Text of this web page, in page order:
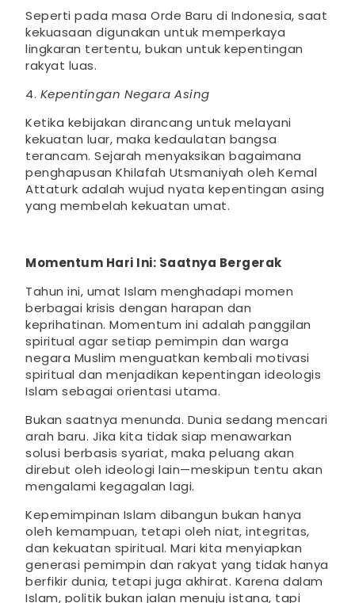
Seperti pada masa Orde Baru di Indonesia, saat
kekuasaan digunakan untuk memperkaya
lingkaran tertentu, bukan untuk kepentingan
rakyat luas.
4. Kepentingan Negara Asing
Ketika kebijakan dirancang untuk melayani
kekuatan luar, maka kedaulatan bangsa
terancam. Sejarah menyaksikan bagaimana
penghapusan Khilafah Utsmaniyah oleh Kemal
Attaturk adalah wujud nyata kepentingan asing
yang membelah kekuatan umat.
Momentum Hari Ini: Saatnya Bergerak
Tahun ini, umat Islam menghadapi momen
berbagai krisis dengan harapan dan
keprihatinan. Momentum ini adalah panggilan
spiritual agar setiap pemimpin dan warga
negara Muslim menguatkan kembali motivasi
spiritual dan menjadikan kepentingan ideologis
Islam sebagai orientasi utama.
Bukan saatnya menunda. Dunia sedang mencari
arah baru. Jika kita tidak siap menawarkan
solusi berbasis syariat, maka peluang akan
direbut oleh ideologi lain—meskipun tentu akan
mengalami kegagalan lagi.
Kepemimpinan Islam dibangun bukan hanya
oleh kemampuan, tetapi oleh niat, integritas,
dan kekuatan spiritual. Mari kita menyiapkan
generasi pemimpin dan rakyat yang tidak hanya
berfikir dunia, tetapi juga akhirat. Karena dalam
Islam, politik bukan jalan menuju istana, tapi